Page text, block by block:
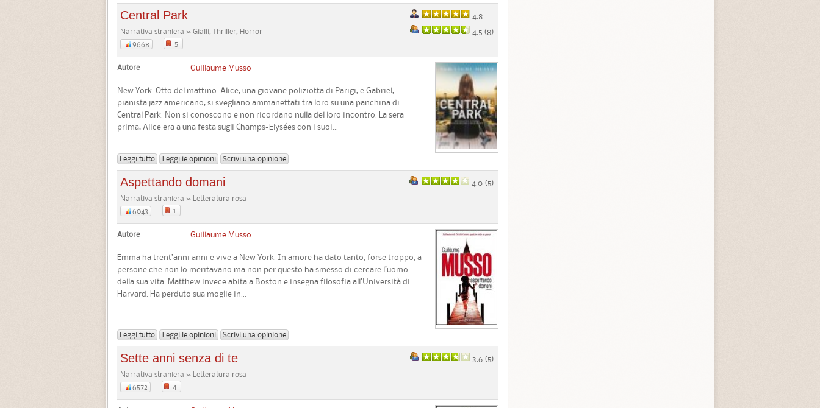
4.8
4.5 (8)
Central Park
Narrativa straniera » Gialli, Thriller, Horror
9668
5
Autore Guillaume Musso
New York. Otto del mattino. Alice, una giovane poliziotta di Parigi, e Gabriel,
pianista jazz americano, si svegliano ammanettati tra loro su una panchina di
Central Park. Non si conoscono e non ricordano nulla del loro incontro. La sera
prima, Alice era a una festa sugli Champs-Elysées con i suoi...
Leggi tutto Leggi le opinioni Scrivi una opinione
4.0 (5)
Aspettando domani
Narrativa straniera » Letteratura rosa
6043
1
Autore Guillaume Musso
Emma ha trent’anni anni e vive a New York. In amore ha dato tanto, forse troppo, a
persone che non lo meritavano ma non per questo ha smesso di cercare l’uomo
della sua vita. Matthew invece abita a Boston e insegna filosofia all’Università di
Harvard. Ha perduto sua moglie in...
Leggi tutto Leggi le opinioni Scrivi una opinione
3.6 (5)
Sette anni senza di te
Narrativa straniera » Letteratura rosa
6572
4